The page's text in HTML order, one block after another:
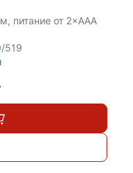
питание от 2×ААА
519